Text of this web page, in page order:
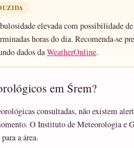
elevada com possibilidade
horas do dia. Recomenda-se
dados daWeatherOnline.
em Śrem?
consultadas, não existem
O Instituto de Meteorologia e
a área.